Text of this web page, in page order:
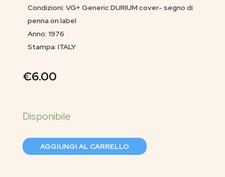
Condizioni: VG+ Generic DURIUM cover- segno di
penna on label
Anno: 1976
Stampa: ITALY
€6.00
AGGIUNGI AL CARRELLO